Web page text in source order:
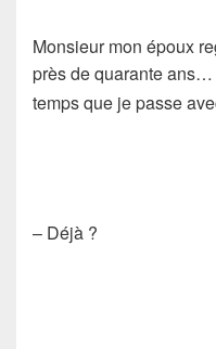
Monsieur mon époux
près de quarante
temps que je passe
– Déjà ?